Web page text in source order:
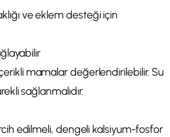
ve eklem desteği için
mamalar değerlendirilebilir. Su
sağlanmalıdır.
edilmeli, dengeli kalsiyum-fosfor